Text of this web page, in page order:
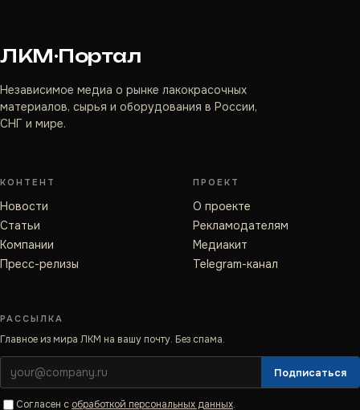
ЛКМ·Портал
Независимое медиа о рынке лакокрасочных
материалов, сырья и оборудования в России,
СНГ и мире.
КОНТЕНТ
Новости
Статьи
Компании
Пресс-релизы
ПРОЕКТ
О проекте
Рекламодателям
Медиакит
Telegram-канал
РАССЫЛКА
Главное из мира ЛКМ на вашу почту. Без спама.
Подписаться
Согласен с обработкой персональных данных.